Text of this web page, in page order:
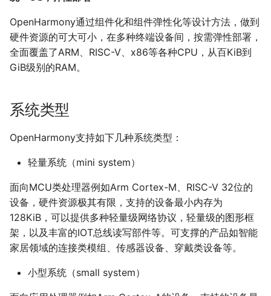
OpenHarmony通过组件化和组件弹性化等设计方法，做到
硬件资源的可大可小，在多种终端设备间，按需弹性部署，
全面覆盖了ARM、RISC-V、x86等各种CPU，从百KiB到
GiB级别的RAM。
系统类型
OpenHarmony支持如下几种系统类型：
轻量系统（mini system）
面向MCU类处理器例如Arm Cortex-M、RISC-V 32位的
设备，硬件资源极其有限，支持的设备最小内存为
128KiB，可以提供多种轻量级网络协议，轻量级的图形框
架，以及丰富的IOT总线读写部件等。可支撑的产品如智能
家居领域的连接类模组、传感器设备、穿戴类设备等。
小型系统（small system）